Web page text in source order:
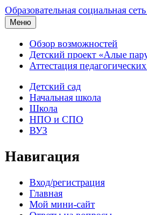
Образовательная социальная сеть
Меню
Обзор возможностей
Детский проект «Алые
Аттестация
Детский сад
Начальная школа
Школа
НПО и СПО
ВУЗ
Навигация
Вход/регистрация
Главная
Мой мини-сайт